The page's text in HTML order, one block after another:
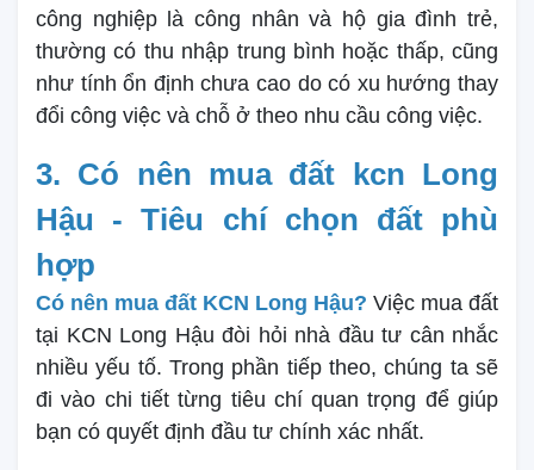
công nghiệp là công nhân và hộ gia đình trẻ,
thường có thu nhập trung bình hoặc thấp, cũng
như tính ổn định chưa cao do có xu hướng thay
đổi công việc và chỗ ở theo nhu cầu công việc.
3. Có nên mua đất kcn Long
Hậu - Tiêu chí chọn đất phù
hợp
Có nên mua đất KCN Long Hậu? Việc mua đất
tại KCN Long Hậu đòi hỏi nhà đầu tư cân nhắc
nhiều yếu tố. Trong phần tiếp theo, chúng ta sẽ
đi vào chi tiết từng tiêu chí quan trọng để giúp
bạn có quyết định đầu tư chính xác nhất.